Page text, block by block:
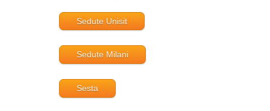
Sedute Unisit
Sedute Milani
Sesta